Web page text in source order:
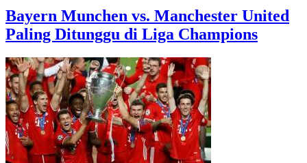
Bayern Munchen vs. Manchester United
Paling Ditunggu di Liga Champions